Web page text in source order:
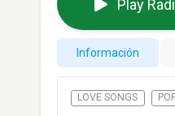
Play
Información
LOVE SONGS